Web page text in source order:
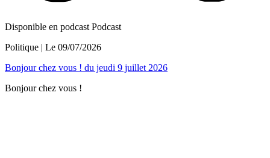
Disponible en podcast Podcast
Politique | Le 09/07/2026
Bonjour chez vous ! du jeudi 9 juillet 2026
Bonjour chez vous !